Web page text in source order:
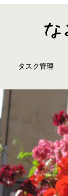
タスク管理